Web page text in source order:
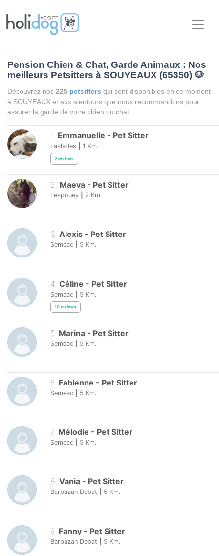
Pension Chien & Chat, Garde Animaux : Nos
meilleurs Petsitters à SOUYEAUX (65350) 🐶
Découvrez nos 225 petsitters qui sont disponibles en ce moment
à SOUYEAUX et aux alentours que nous recommandons pour
assurer la garde de votre chien ou chat.
1. Emmanuelle - Pet Sitter
Laslades 1 Km.
2 reviews
2. Maeva - Pet Sitter
Lespouey 2 Km.
3. Alexis - Pet Sitter
Semeac 5 Km.
4 Céline - Pet Sitter
Semeac 5 Km.
10 reviews
5 Marina - Pet Sitter
Semeac 5 Km.
6. Fabienne - Pet Sitter
Semeac 5 Km.
7. Mélodie - Pet Sitter
Semeac 5 Km.
8. Vania - Pet Sitter
Barbazan Debat 5 Km.
9 Fanny - Pet Sitter
Barbazan Debat 5 Km.